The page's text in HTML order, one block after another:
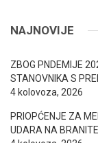
NAJNOVIJE
ZBOG PNDEMIJE
STANOVNIKA S
4 kolovoza, 2026
PRIOPĆENJE ZA
UDARA NA